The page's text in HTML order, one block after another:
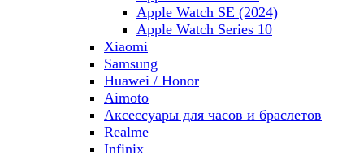
Apple Watch SE (2024)
Apple Watch Series 10
Xiaomi
Samsung
Huawei / Honor
Aimoto
Аксессуары для часов и браслетов
Realme
Infinix